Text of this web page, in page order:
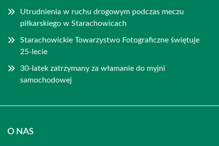
Utrudnienia w ruchu drogowym podczas meczu
piłkarskiego w Starachowicach
Starachowickie Towarzystwo Fotograficzne świętuje
25-lecie
30-latek zatrzymany za włamanie do myjni
samochodowej
O NAS